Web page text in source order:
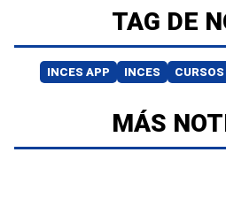
TAG DE
INCES APP INCES
MÁS